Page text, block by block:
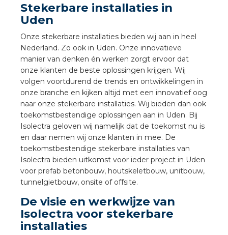
Stekerbare installaties in
Uden
Onze stekerbare installaties bieden wij aan in heel
Nederland. Zo ook in Uden. Onze innovatieve
manier van denken én werken zorgt ervoor dat
onze klanten de beste oplossingen krijgen. Wij
volgen voortdurend de trends en ontwikkelingen in
onze branche en kijken altijd met een innovatief oog
naar onze stekerbare installaties. Wij bieden dan ook
toekomstbestendige oplossingen aan in Uden. Bij
Isolectra geloven wij namelijk dat de toekomst nu is
en daar nemen wij onze klanten in mee. De
toekomstbestendige stekerbare installaties van
Isolectra bieden uitkomst voor ieder project in Uden
voor prefab betonbouw, houtskeletbouw, unitbouw,
tunnelgietbouw, onsite of offsite.
De visie en werkwijze van
Isolectra voor stekerbare
installaties
installeren
installeren
installeren
installeren in beton